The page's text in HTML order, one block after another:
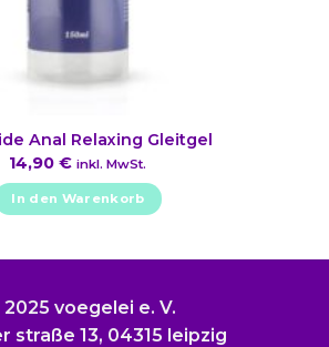
Anal Relaxing Gleitgel
14,90€ inkl. MwSt.
In den Warenkorb
voegelei e. V.
straße 13, 04315 leipzig